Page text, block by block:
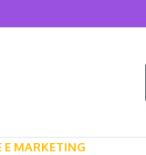
E MARKETING